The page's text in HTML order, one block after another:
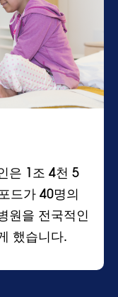
은 1조 4천 5
드가 40명의
원을 전국적인
했습니다.